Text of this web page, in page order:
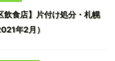
飲食店】片付け処分・札幌
年2月）